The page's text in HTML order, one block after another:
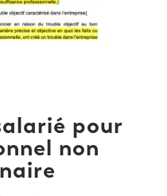
pour
non